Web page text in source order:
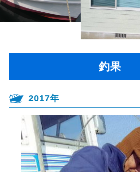
釣果
釣果
2017年